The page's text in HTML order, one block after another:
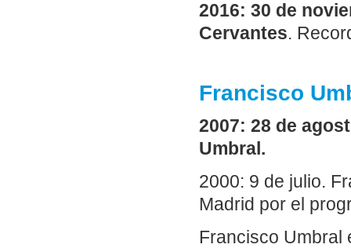
2016: 30 de
Cervantes.
Francisco
2007: 28 de
Umbral.
2000: 9 de julio.
Madrid por el
Francisco Umbral